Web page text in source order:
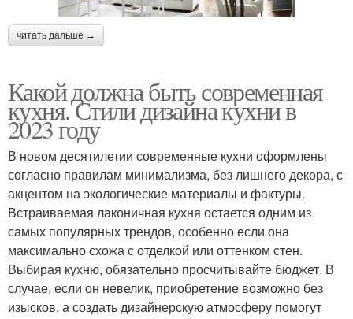
читать дальше →
Какой должна быть современная
кухня. Стили дизайна кухни в
2023 году
В новом десятилетии современные кухни оформлены
согласно правилам минимализма, без лишнего декора, с
акцентом на экологические материалы и фактуры.
Встраиваемая лаконичная кухня остается одним из
самых популярных трендов, особенно если она
максимально схожа с отделкой или оттенком стен.
Выбирая кухню, обязательно просчитывайте бюджет. В
случае, если он невелик, приобретение возможно без
изысков, а создать дизайнерскую атмосферу помогут